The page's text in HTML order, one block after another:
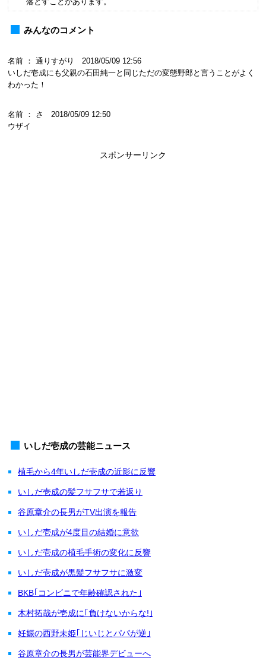
みんなのコメント
名前 ： 通りすがり 2018/05/09 12:56
いしだ壱成にも父親の石田純一と同じただの変態野郎と言うことがよく
わかった！
名前 ： さ 2018/05/09 12:50
ウザイ
スポンサーリンク
いしだ壱成の芸能ニュース
植毛から4年いしだ壱成の近影に反響
いしだ壱成の髪フサフサで若返り
谷原章介の長男がTV出演を報告
いしだ壱成が4度目の結婚に意欲
いしだ壱成の植毛手術の変化に反響
いしだ壱成が黒髪フサフサに激変
BKB｢コンビニで年齢確認された｣
木村拓哉が壱成に｢負けないからな!｣
妊娠の西野未姫｢じいじとパパが逆｣
谷原章介の長男が芸能界デビューへ